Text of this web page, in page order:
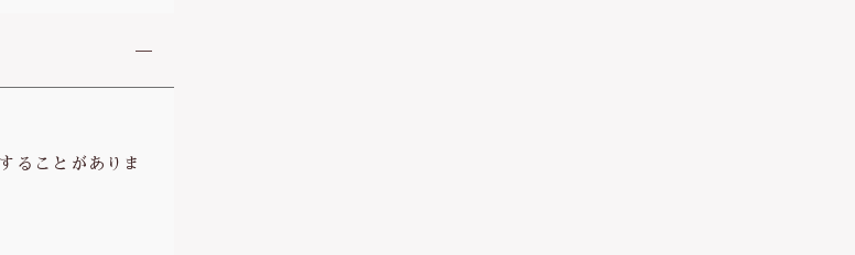
ることがありま